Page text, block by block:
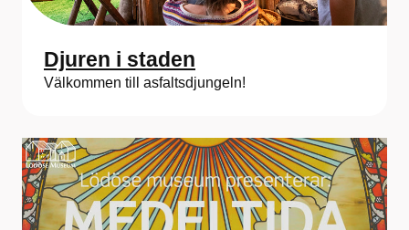
Djuren i staden
Välkommen till asfaltsdjungeln!